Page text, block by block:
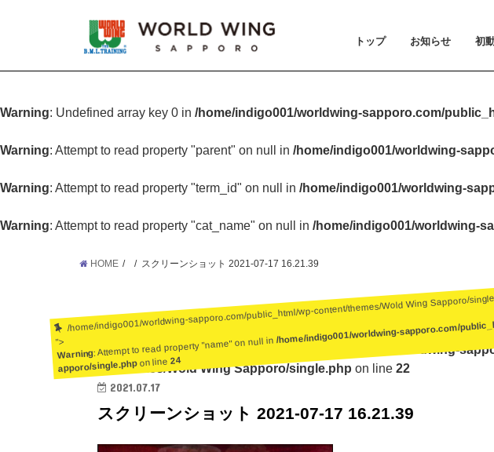
トップ お知らせ
お知らせ
メディア掲載
初
初
小
Warning: Undefined array key 0 in /home/indigo001/worldwing-sapporo.com/
Warning: Attempt to read property "parent" on null in /home/indigo001/worldwing-
Warning: Attempt to read property "term_id" on null in /home/indigo001/worldwing-
Warning: Attempt to read property "cat_name" on null in /home/indigo001/worldwing-
HOME スクリーンショット 2021-07-17 16.21.39
Warning: Undefined array key 0 in
/home/indigo001/worldwing-
ent/themes/Wold Wing Sapporo/single.php on line 22
/home/indigo001/worldwing-sapporo.com/public_html/wp-content/themes/Wold Wing Sapporo/
">
Warning: Attempt to read property "name" on null in
/home/indigo001/worldwing-sapporo.com/
apporo/single.phpon line24
2021.07.17
スクリーンショット 2021-07-17 16.21.39